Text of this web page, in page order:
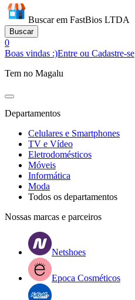
Buscar em FastBios LTDA
Buscar
0
Boas vindas :)Entre ou Cadastre-se
Tem no Magalu
Departamentos
Celulares e Smartphones
TV e Vídeo
Eletrodomésticos
Móveis
Informática
Moda
Todos os departamentos
Nossas marcas e parceiros
Netshoes
Epoca Cosméticos